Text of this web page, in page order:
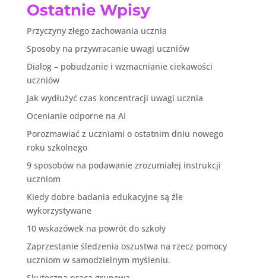
Ostatnie Wpisy
Przyczyny złego zachowania ucznia
Sposoby na przywracanie uwagi uczniów
Dialog – pobudzanie i wzmacnianie ciekawości
uczniów
Jak wydłużyć czas koncentracji uwagi ucznia
Ocenianie odporne na AI
Porozmawiać z uczniami o ostatnim dniu nowego
roku szkolnego
9 sposobów na podawanie zrozumiałej instrukcji
uczniom
Kiedy dobre badania edukacyjne są źle
wykorzystywane
10 wskazówek na powrót do szkoły
Zaprzestanie śledzenia oszustwa na rzecz pomocy
uczniom w samodzielnym myśleniu.